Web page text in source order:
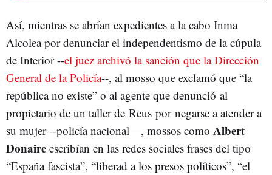
Así, mientras se abrían expedientes a la cabo Inma
Alcolea por denunciar el independentismo de la cúpula
de Interior --el juez archivó la sanción que la Dirección
General de la Policía--, al mosso que exclamó que “la
república no existe” o al agente que denunció al
propietario de un taller de Reus por negarse a atender a
su mujer --policía nacional—, mossos como Albert
Donaire escribían en las redes sociales frases del tipo
“España fascista”, “liberad a los presos políticos”, “el